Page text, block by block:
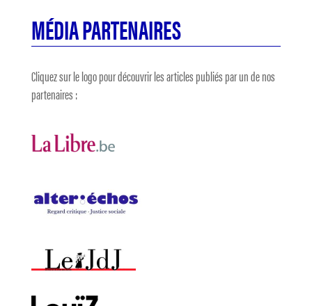
MÉDIA PARTENAIRES
Cliquez sur le logo pour découvrir les articles publiés par un de nos
partenaires :